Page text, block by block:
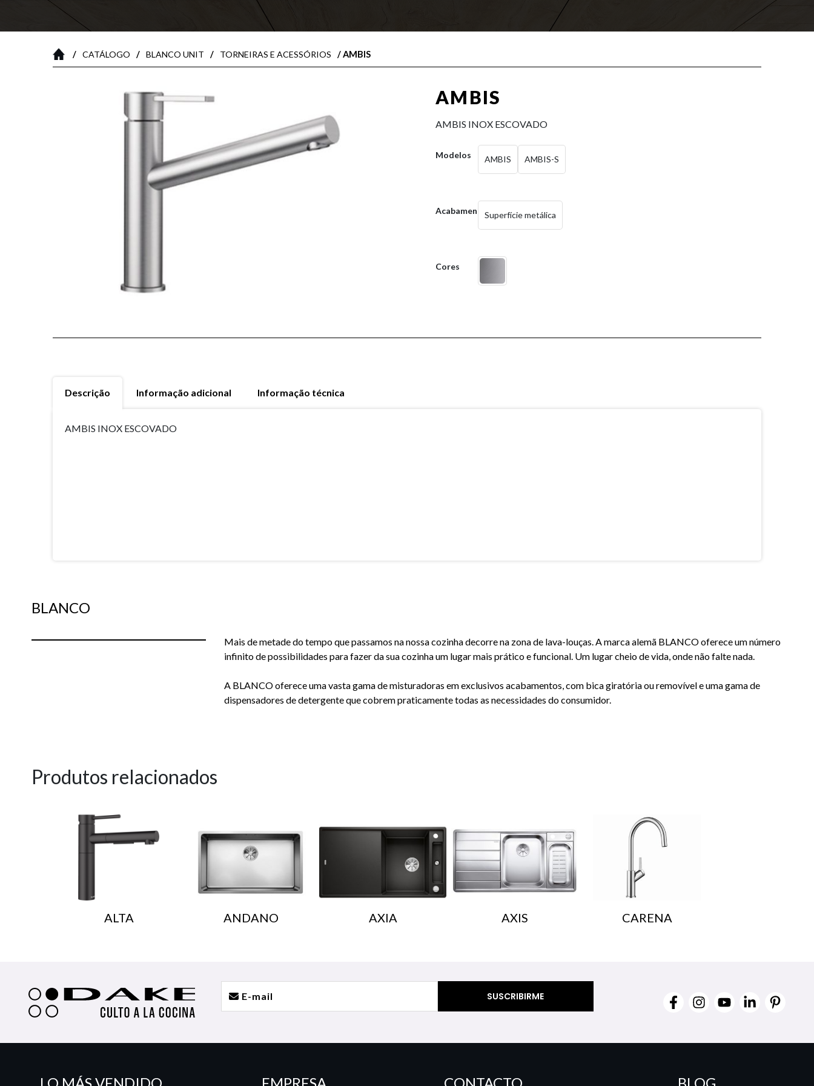
/ CATÁLOGO / BLANCO UNIT / TORNEIRAS E ACESSÓRIOS / AMBIS
AMBIS
AMBIS INOX ESCOVADO
Modelos AMBIS AMBIS-S
AcabamentosSuperfície metálica
Cores
Descrição Informação adicional Informação técnica
AMBIS INOX ESCOVADO
BLANCO
Mais de metade do tempo que passamos na nossa cozinha decorre na zona de lava-louças. A marca alemã BLANCO oferece um número
infinito de possibilidades para fazer da sua cozinha um lugar mais prático e funcional. Um lugar cheio de vida, onde não falte nada.
A BLANCO oferece uma vasta gama de misturadoras em exclusivos acabamentos, com bica giratória ou removível e uma gama de
dispensadores de detergente que cobrem praticamente todas as necessidades do consumidor.
Produtos relacionados
ALTA ANDANO AXIA AXIS CARENA
LO MÁS VENDIDO EMPRESA CONTACTO BLOG